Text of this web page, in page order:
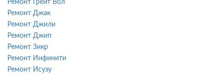
Ремонт Грейт Вол
Ремонт Джак
Ремонт Джили
Ремонт Джип
Ремонт Зикр
Ремонт Инфинити
Ремонт Исузу